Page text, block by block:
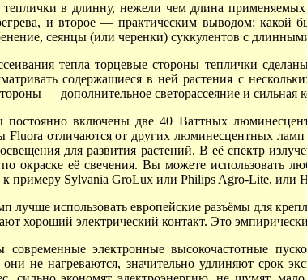
в длинну, нежели чем длина
и второе — практическим выводом: какой
сеянцы (или черенки) суккулентов с
тепла торцевые стороны теплички
содержащиеся в ней растения с
— дополнительное светорассеяние и сильная
постоянно включены две 40 Ваттных
Fluora отличаются от других люминесцентных
для развития растений. В её спектр
окраске её свечения. Вы можете использовать
к примеру Sylvania GroLux или Philips Agro-Lite, или
лучше использовать европейские разъёмы для
хороший электрический контакт. Это
современные электронные высокочастотные
они не нагреваются, значительно удлиняют срок